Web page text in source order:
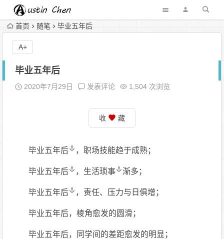
首页 随笔 毕业五年后
毕业五年后
2020年7月29日 发表评论 1,504 次浏览
收 藏
毕业五年后 ，职场技能趋于成熟；
毕业五年后 ， 生活琐事 渐多；
毕业五年后 ，责任、压力与日俱增；
毕业五年后，棱角愈发的圆滑；
毕业五年后，同学间的差距愈发的明显；
A+